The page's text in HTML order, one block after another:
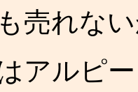
売れな
アルピ